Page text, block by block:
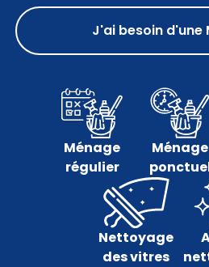
J'ai besoin d'une
Ménage
régulier
Ménage
Nettoyage
des vitres